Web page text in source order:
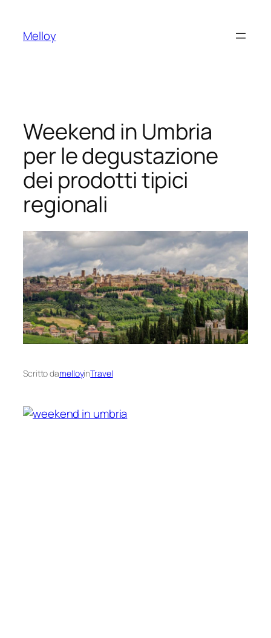
contenuto
Melloy
Weekend in Umbria
per le degustazione
dei prodotti tipici
regionali
Scritto damelloyinTravel